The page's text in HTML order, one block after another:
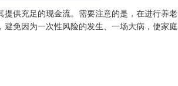
供充足的现金流。需要注意的是，在进行养老
免因为一次性风险的发生、一场大病，使家庭